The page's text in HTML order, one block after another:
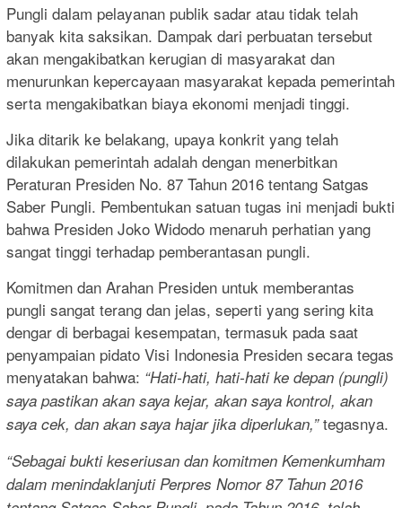
Pungli dalam pelayanan publik sadar atau tidak telah
banyak kita saksikan. Dampak dari perbuatan tersebut
akan mengakibatkan kerugian di masyarakat dan
menurunkan kepercayaan masyarakat kepada pemerintah
serta mengakibatkan biaya ekonomi menjadi tinggi.
Jika ditarik ke belakang, upaya konkrit yang telah
dilakukan pemerintah adalah dengan menerbitkan
Peraturan Presiden No. 87 Tahun 2016 tentang Satgas
Saber Pungli. Pembentukan satuan tugas ini menjadi bukti
bahwa Presiden Joko Widodo menaruh perhatian yang
sangat tinggi terhadap pemberantasan pungli.
Komitmen dan Arahan Presiden untuk memberantas
pungli sangat terang dan jelas, seperti yang sering kita
dengar di berbagai kesempatan, termasuk pada saat
penyampaian pidato Visi Indonesia Presiden secara tegas
menyatakan bahwa: “Hati-hati, hati-hati ke depan (pungli)
saya pastikan akan saya kejar, akan saya kontrol, akan
saya cek, dan akan saya hajar jika diperlukan,”tegasnya.
“Sebagai bukti keseriusan dan komitmen Kemenkumham
dalam menindaklanjuti Perpres Nomor 87 Tahun 2016